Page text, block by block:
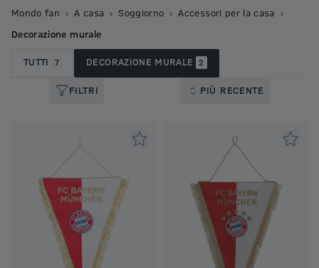
Mondo fan A casa Soggiorno Accessori per la casa
Decorazione murale
TUTTI 7 DECORAZIONE MURALE 2
FILTRI PIÙ RECENTE